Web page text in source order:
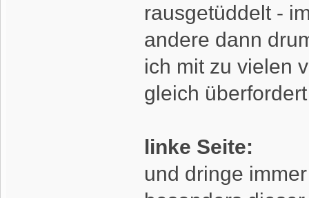
rausgetüddelt -
andere dann
ich mit zu vielen
gleich
linke Seite:
und dringe